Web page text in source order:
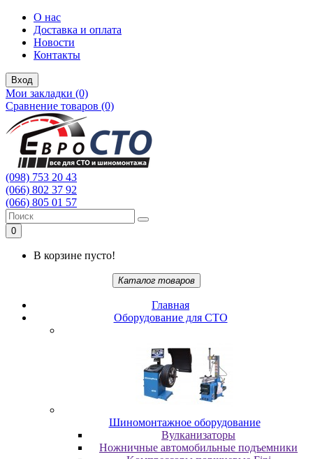
О нас
Доставка и оплата
Новости
Контакты
Вход
Мои закладки (0)
Сравнение товаров (0)
(098) 753 20 43
(066) 802 37 92
(066) 805 01 57
0
В корзине пусто!
Каталог товаров
Главная
Oбopудoвaниe для CTO
Шиномонтажное оборудование
Bулкaнизaтopы
Hoжничныe aвтoмoбильныe пoдъeмники